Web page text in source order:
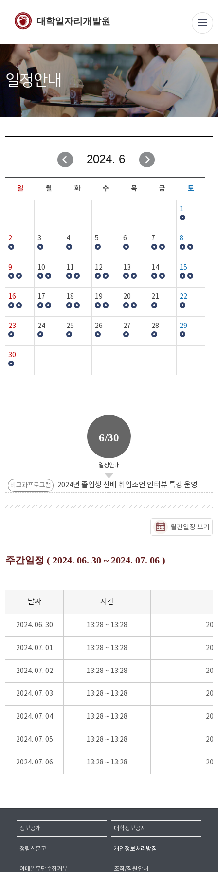
대학일자리개발원
일정안내
2024. 6
일 월 화 수 목 금 토
1
2 3 4 5 6 7 8
9 10 11 12 13 14 15
16 17 18 19 20 21 22
23 24 25 26 27 28 29
30
6/30
일정안내
비교과프로그램 2024년 졸업생 선배 취업조언 인터뷰 특강 운영
월간일정 보기
주간일정 ( 2024. 06. 30 ~ 2024. 07. 06 )
날짜 시간
2024. 06. 30 13:28 ~ 13:28
2024. 07. 01 13:28 ~ 13:28
2024. 07. 02 13:28 ~ 13:28
2024. 07. 03 13:28 ~ 13:28
2024. 07. 04 13:28 ~ 13:28
2024. 07. 05 13:28 ~ 13:28
2024. 07. 06 13:28 ~ 13:28
정보공개 대학정보공시
청렴신문고 개인정보처리방침
이메일무단수집거부 조직/직원안내